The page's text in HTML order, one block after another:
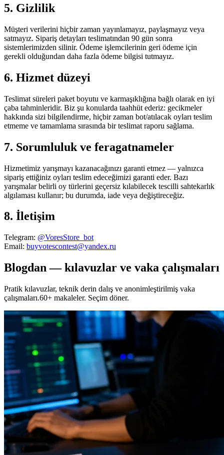
5. Gizlilik
Müşteri verilerini hiçbir zaman yayınlamayız, paylaşmayız veya
satmayız. Sipariş detayları teslimatından 90 gün sonra
sistemlerimizden silinir. Ödeme işlemcilerinin geri ödeme için
gerekli olduğundan daha fazla ödeme bilgisi tutmayız.
6. Hizmet düzeyi
Teslimat süreleri paket boyutu ve karmaşıklığına bağlı olarak en iyi
çaba tahminleridir. Biz şu konularda taahhüt ederiz: gecikmeler
hakkında sizi bilgilendirme, hiçbir zaman bot/atılacak oyları teslim
etmeme ve tamamlama sırasında bir teslimat raporu sağlama.
7. Sorumluluk ve feragatnameler
Hizmetimiz yarışmayı kazanacağınızı garanti etmez — yalnızca
sipariş ettiğiniz oyları teslim edeceğimizi garanti eder. Bazı
yarışmalar belirli oy türlerini geçersiz kılabilecek tescilli sahtekarlık
algılaması kullanır; bu durumda, iade veya değiştireceğiz.
8. İletişim
Telegram: @VoresStore_bot
Email: buyvotescontest@yandex.ru
Blogdan — kılavuzlar ve vaka çalışmaları
Pratik kılavuzlar, teknik derin dalış ve anonimleştirilmiş vaka
çalışmaları.60+ makaleler. Seçim döner.